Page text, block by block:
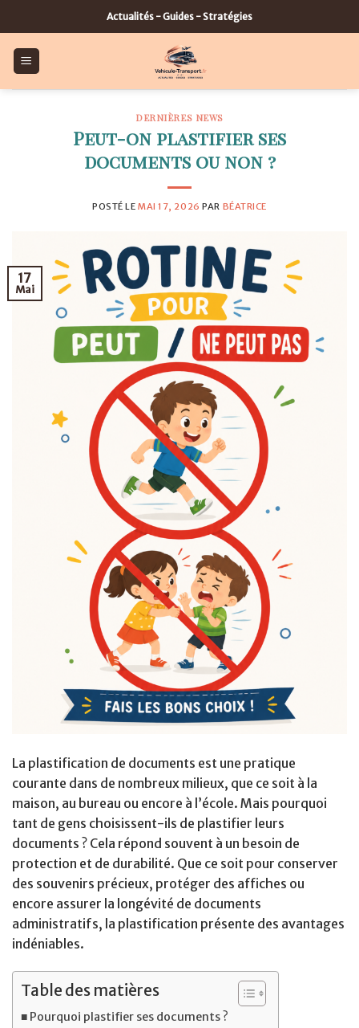
to
content
Actualités - Guides - Stratégies
DERNIÈRES NEWS
Peut-on plastifier ses
documents ou non ?
POSTÉ LE MAI 17, 2026 PAR BÉATRICE
17
Mai
La plastification de documents est une pratique
courante dans de nombreux milieux, que ce soit à la
maison, au bureau ou encore à l’école. Mais pourquoi
tant de gens choisissent-ils de plastifier leurs
documents ? Cela répond souvent à un besoin de
protection et de durabilité. Que ce soit pour conserver
des souvenirs précieux, protéger des affiches ou
encore assurer la longévité de documents
administratifs, la plastification présente des avantages
indéniables.
Table des matières
Pourquoi plastifier ses documents ?